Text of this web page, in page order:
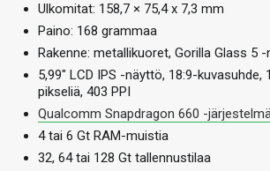
Ulkomitat: 158,7 × 75,4 x 7,3 mm
Paino: 168 grammaa
Rakenne: metallikuoret, Gorilla Glass 5
5,99″ LCD IPS -näyttö, 18:9-kuvasuhde,
pikseliä, 403 PPI
Qualcomm Snapdragon 660 -
4 tai 6 Gt RAM-muistia
32, 64 tai 128 Gt tallennustilaa